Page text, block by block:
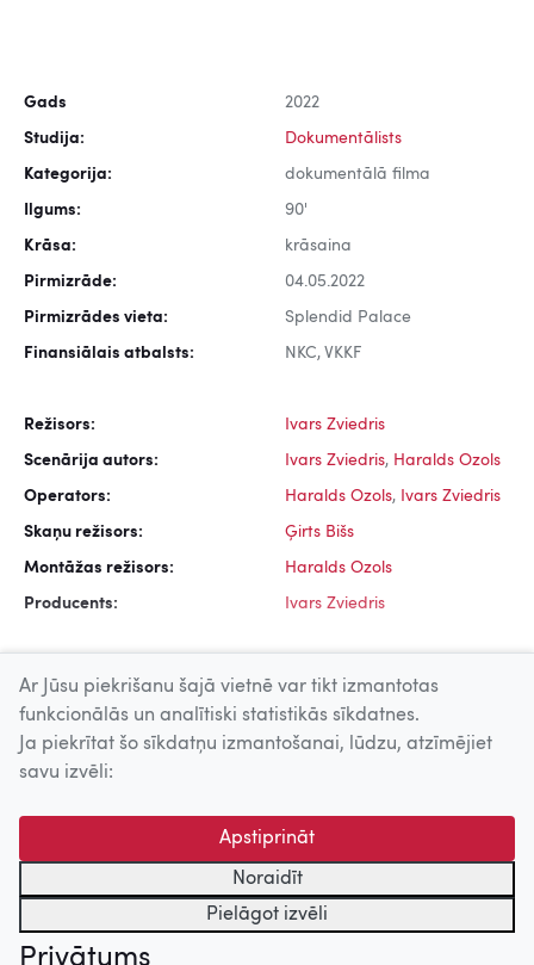
Gads 2022
Studija: Dokumentālists
Kategorija: dokumentālā filma
Ilgums: 90'
Krāsa: krāsaina
Pirmizrāde: 04.05.2022
Pirmizrādes vieta: Splendid Palace
Finansiālais atbalsts: NKC, VKKF
Režisors: Ivars Zviedris
Scenārija autors: Ivars Zviedris, Haralds Ozols
Operators: Haralds Ozols, Ivars Zviedris
Skaņu režisors: Ģirts Bišs
Montāžas režisors: Haralds Ozols
Producents: Ivars Zviedris
Uz augšu
© 2026 Nacionālais Kino centrs, Kultūras informācijas sistēmu
centrs. Sadarbības partneris: Latvijas Valsts
kinofotofonodokumentu arhīvs.
Ar Jūsu piekrišanu šajā vietnē var tikt izmantotas
funkcionālās un analītiski statistikās sīkdatnes.
Ja piekrītat šo sīkdatņu izmantošanai, lūdzu, atzīmējiet
savu izvēli:
Apstiprināt
Noraidīt
Pielāgot izvēli
Privātums